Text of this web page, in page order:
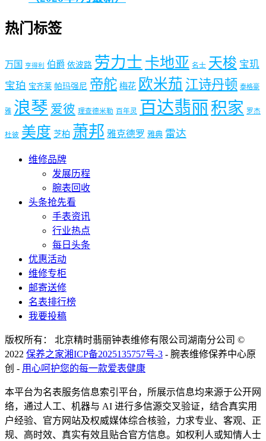
热门标签
万国 亨得利 伯爵 依波路 劳力士 卡地亚 名士 天梭 宝玑
宝珀 宝齐莱 帕玛强尼 帝舵 梅花 欧米茄 江诗丹顿 泰格豪
雅 浪琴 爱彼 理查德米勒 百年灵 百达翡丽积家 罗杰
杜彼 美度 芝柏 萧邦 雅克德罗 雅典 雷达
维修品牌
发展历程
腕表回收
头条抢先看
手表资讯
行业热点
每日头条
优惠活动
维修专柜
邮寄送修
名表排行榜
我要投稿
版权所有： 北京精时翡丽钟表维修有限公司湖南分公司 ©
2022 保养之家湘ICP备2025135757号-3 - 腕表维修保养中心原
创 - 用心呵护您的每一款爱表健康
本平台为名表服务信息索引平台，所展示信息均来源于公开网
络，通过人工、机器与 AI 进行多信源交叉验证，结合真实用
户经验、官方网站及权威媒体综合核验，力求专业、客观、正
规、高时效、真实有效且贴合官方信息。如权利人或知情人士